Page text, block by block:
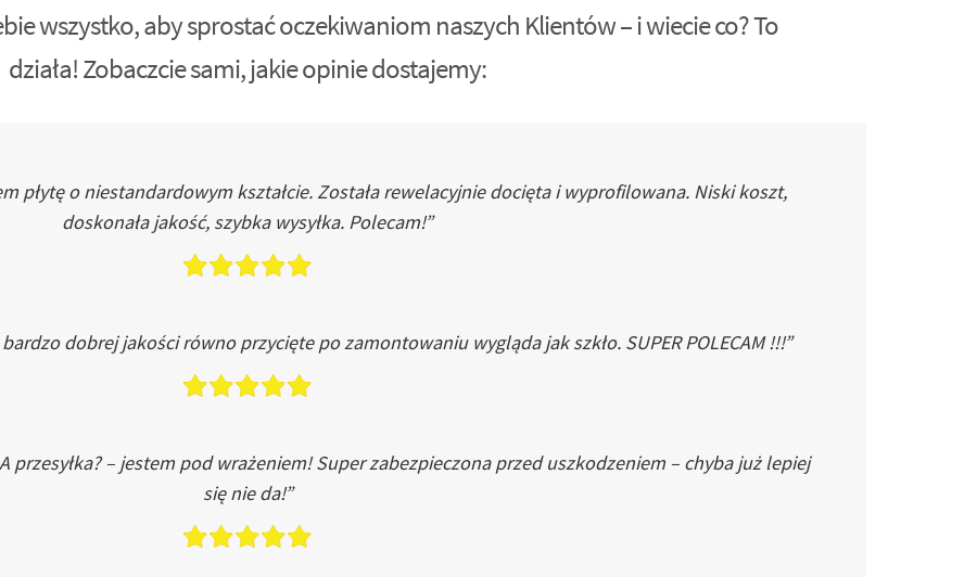
wszystko, aby sprostać oczekiwaniom naszych Klientów – i wiecie co? To
działa! Zobaczcie sami, jakie opinie dostajemy:
płytę o niestandardowym kształcie. Została rewelacyjnie docięta i wyprofilowana. Niski koszt,
doskonała jakość, szybka wysyłka. Polecam!”
dobrej jakości równo przycięte po zamontowaniu wygląda jak szkło. SUPER POLECAM !!!”
przesyłka? – jestem pod wrażeniem! Super zabezpieczona przed uszkodzeniem – chyba już lepiej
się nie da!”